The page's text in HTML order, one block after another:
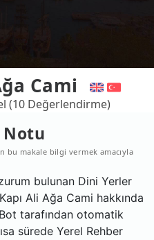
Cami
(10 Değerlendirme)
Notu
bu makale bilgi vermek amacıyla
bulunan Dini Yerler
Ali Ağa Cami hakkında
tarafından otomatik
sürede Yerel Rehber